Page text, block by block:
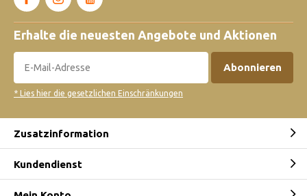
Erhalte die neuesten Angebote und Aktionen
Abonnieren
* Lies hier die gesetzlichen Einschränkungen
Zusatzinformation
Kundendienst